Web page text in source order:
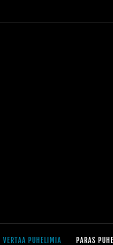
VERTAA PUHELIMIA PARAS